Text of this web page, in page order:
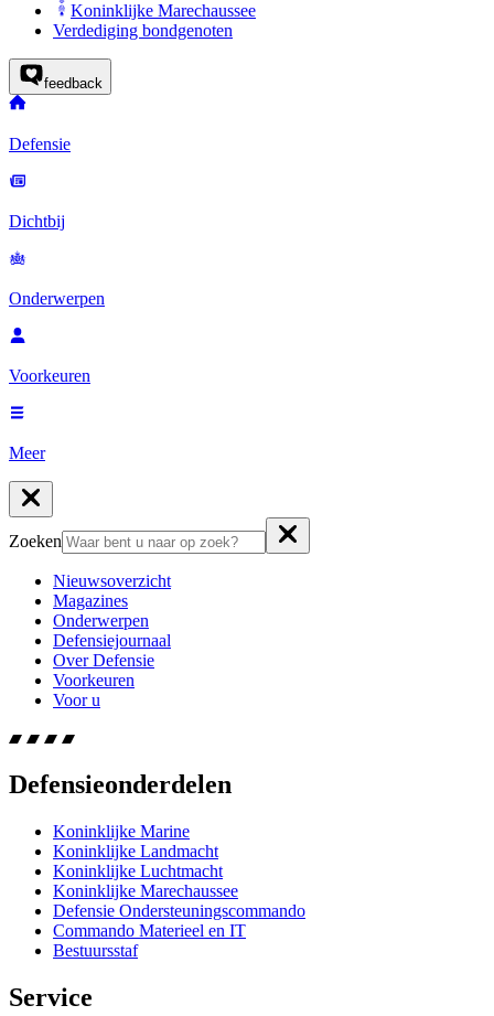
Koninklijke Marechaussee
Verdediging bondgenoten
feedback
Defensie
Dichtbij
Onderwerpen
Voorkeuren
Meer
Zoeken
Nieuwsoverzicht
Magazines
Onderwerpen
Defensiejournaal
Over Defensie
Voorkeuren
Voor u
Defensieonderdelen
Koninklijke Marine
Koninklijke Landmacht
Koninklijke Luchtmacht
Koninklijke Marechaussee
Defensie Ondersteuningscommando
Commando Materieel en IT
Bestuursstaf
Service